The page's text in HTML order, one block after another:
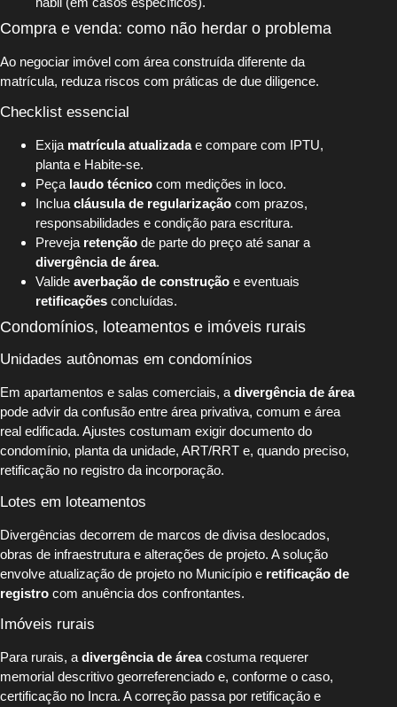
Compra e venda: como não herdar o problema
Ao negociar imóvel com área construída diferente da
matrícula, reduza riscos com práticas de due diligence.
Checklist essencial
Exija matrícula atualizadae compare com IPTU,
planta e Habite-se.
Peça laudo técnico com medições in loco.
Inclua cláusula de regularização com prazos,
responsabilidades e condição para escritura.
Preveja retenção de parte do preço até sanar a
divergência de área.
Valide averbação de construção e eventuais
retificações concluídas.
Condomínios, loteamentos e imóveis rurais
Unidades autônomas em condomínios
Em apartamentos e salas comerciais, a divergência de área
pode advir da confusão entre área privativa, comum e área
real edificada. Ajustes costumam exigir documento do
condomínio, planta da unidade, ART/RRT e, quando preciso,
retificação no registro da incorporação.
Lotes em loteamentos
Divergências decorrem de marcos de divisa deslocados,
obras de infraestrutura e alterações de projeto. A solução
envolve atualização de projeto no Município e retificação de
registro com anuência dos confrontantes.
Imóveis rurais
Para rurais, a divergência de áreacostuma requerer
memorial descritivo georreferenciado e, conforme o caso,
certificação no Incra. A correção passa por retificação e